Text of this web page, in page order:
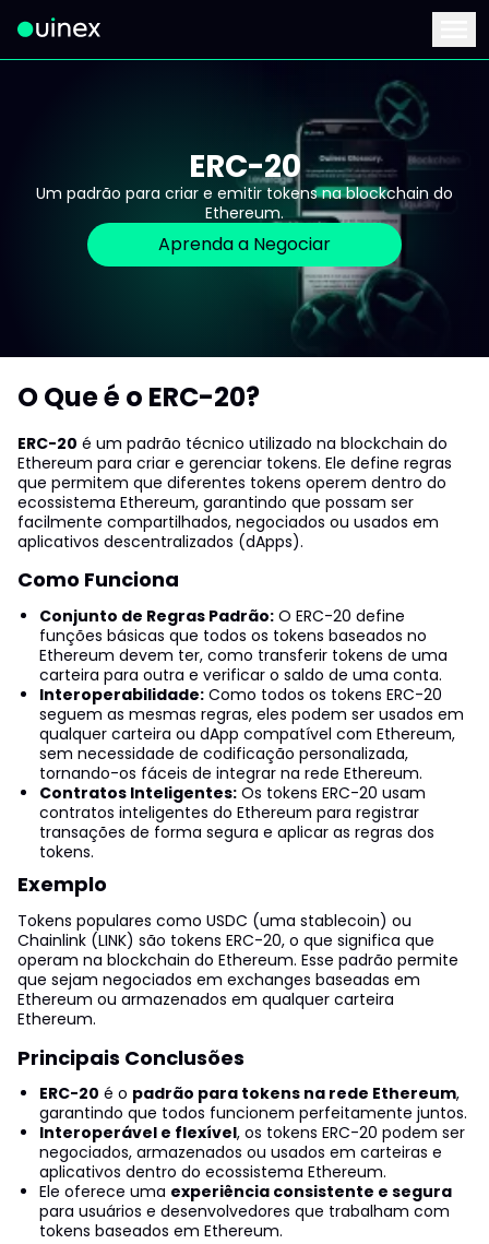
Este é o logo e ao clicar redireciona para a página inicial
ERC-20
Um padrão para criar e emitir tokens na blockchain do
Ethereum.
Aprenda a Negociar
O Que é o ERC-20?
ERC-20 é um padrão técnico utilizado na blockchain do
Ethereum para criar e gerenciar tokens. Ele define regras
que permitem que diferentes tokens operem dentro do
ecossistema Ethereum, garantindo que possam ser
facilmente compartilhados, negociados ou usados em
aplicativos descentralizados (dApps).
Como Funciona
Conjunto de Regras Padrão: O ERC-20 define
funções básicas que todos os tokens baseados no
Ethereum devem ter, como transferir tokens de uma
carteira para outra e verificar o saldo de uma conta.
Interoperabilidade: Como todos os tokens ERC-20
seguem as mesmas regras, eles podem ser usados em
qualquer carteira ou dApp compatível com Ethereum,
sem necessidade de codificação personalizada,
tornando-os fáceis de integrar na rede Ethereum.
Contratos Inteligentes: Os tokens ERC-20 usam
contratos inteligentes do Ethereum para registrar
transações de forma segura e aplicar as regras dos
tokens.
Exemplo
Tokens populares como USDC (uma stablecoin) ou
Chainlink (LINK) são tokens ERC-20, o que significa que
operam na blockchain do Ethereum. Esse padrão permite
que sejam negociados em exchanges baseadas em
Ethereum ou armazenados em qualquer carteira
Ethereum.
Principais Conclusões
ERC-20 é o padrão para tokens na rede Ethereum,
garantindo que todos funcionem perfeitamente juntos.
Interoperável e flexível, os tokens ERC-20 podem ser
negociados, armazenados ou usados em carteiras e
aplicativos dentro do ecossistema Ethereum.
Ele oferece uma experiência consistente e segura
para usuários e desenvolvedores que trabalham com
tokens baseados em Ethereum.